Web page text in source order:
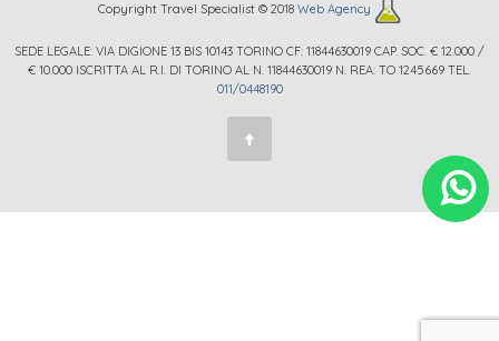
Copyright Travel Specialist © 2018 Web Agency
SEDE LEGALE: VIA DIGIONE 13 BIS 10143 TORINO CF: 11844630019 CAP. SOC. € 12.000 /
€ 10.000 ISCRITTA AL R.I. DI TORINO AL N. 11844630019 N. REA: TO 1245669 TEL.
011/0448190